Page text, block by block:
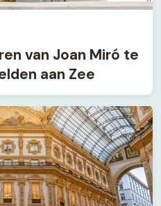
van Joan Miró te
aan Zee